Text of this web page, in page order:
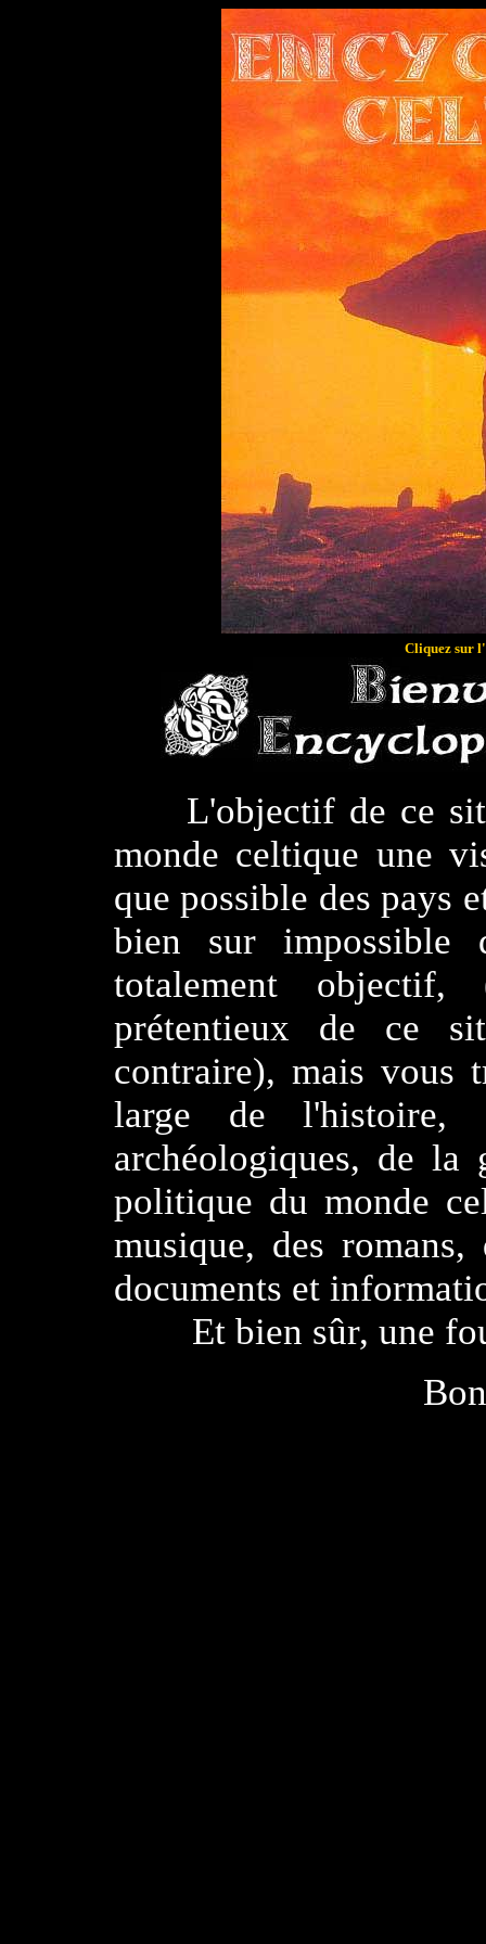
Cliquez sur
L'objectif de ce
monde celtique une
que possible des pays
bien sur impossible
totalement
prétentieux de ce
contraire), mais vous
large de l'histoire,
archéologiques, de
politique du monde
musique, des
documents et
Et bien sûr, une